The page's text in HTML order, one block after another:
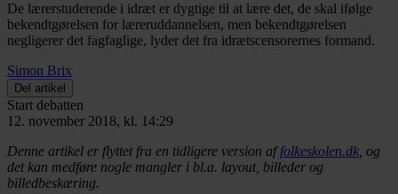
De lærerstuderende i idræt er dygtige til at lære det, de skal ifølge
bekendtgørelsen for læreruddannelsen, men bekendtgørelsen
negligerer det fagfaglige, lyder det fra idrætscensorernes formand.
Simon Brix
Del artikel
Start debatten
12. november 2018, kl. 14:29
Denne artikel er flyttet fra en tidligere version affolkeskolen.dk, og
det kan medføre nogle mangler i bl.a. layout, billeder og
billedbeskæring.